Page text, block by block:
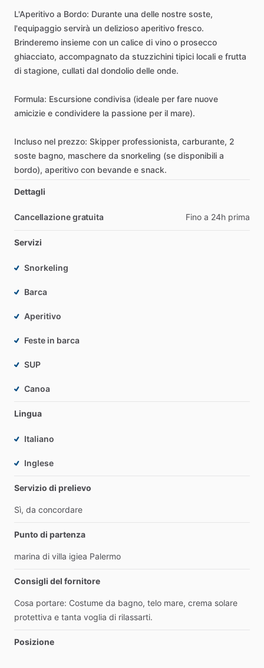
L'Aperitivo a Bordo: Durante una delle nostre soste,
l'equipaggio servirà un delizioso aperitivo fresco.
Brinderemo insieme con un calice di vino o prosecco
ghiacciato, accompagnato da stuzzichini tipici locali e frutta
di stagione, cullati dal dondolio delle onde.
Formula: Escursione condivisa (ideale per fare nuove
amicizie e condividere la passione per il mare).
Incluso nel prezzo: Skipper professionista, carburante, 2
soste bagno, maschere da snorkeling (se disponibili a
bordo), aperitivo con bevande e snack.
Dettagli
Cancellazione gratuita Fino a 24h prima
Servizi
Snorkeling
Barca
Aperitivo
Feste in barca
SUP
Canoa
Lingua
Italiano
Inglese
Servizio di prelievo
Sì, da concordare
Punto di partenza
marina di villa igiea Palermo
Consigli del fornitore
Cosa portare: Costume da bagno, telo mare, crema solare
protettiva e tanta voglia di rilassarti.
Posizione